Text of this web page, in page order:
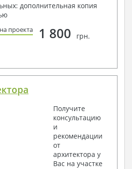
дополнительная копия
проекта 1 800 грн.
Получите
консультацию
и
рекомендации
от
архитектора у
Вас на участке